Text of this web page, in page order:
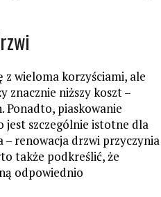
z wieloma korzyściami, ale
znacznie niższy koszt –
Ponadto, piaskowanie
jest szczególnie istotne dla
renowacja drzwi przyczynia
także podkreślić, że
odpowiednio